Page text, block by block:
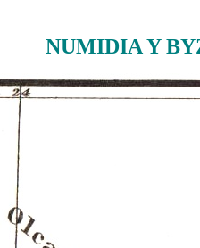
NUMIDIA Y